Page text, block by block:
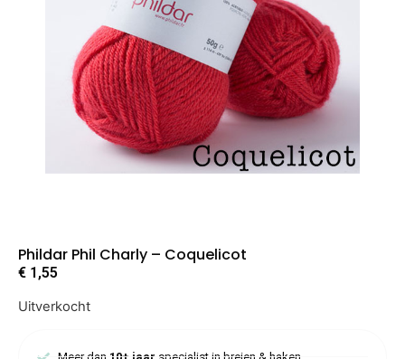
Phildar Phil Charly – Coquelicot
€ 1,55
Uitverkocht